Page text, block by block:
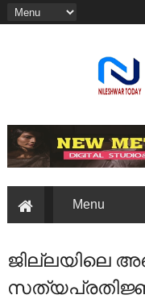
ജില്ലയിലെ